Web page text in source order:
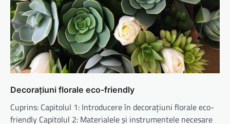
Decorațiuni florale eco-friendly
Cuprins: Capitolul 1: Introducere în decorațiuni florale eco-
friendly Capitolul 2: Materialele și instrumentele necesare